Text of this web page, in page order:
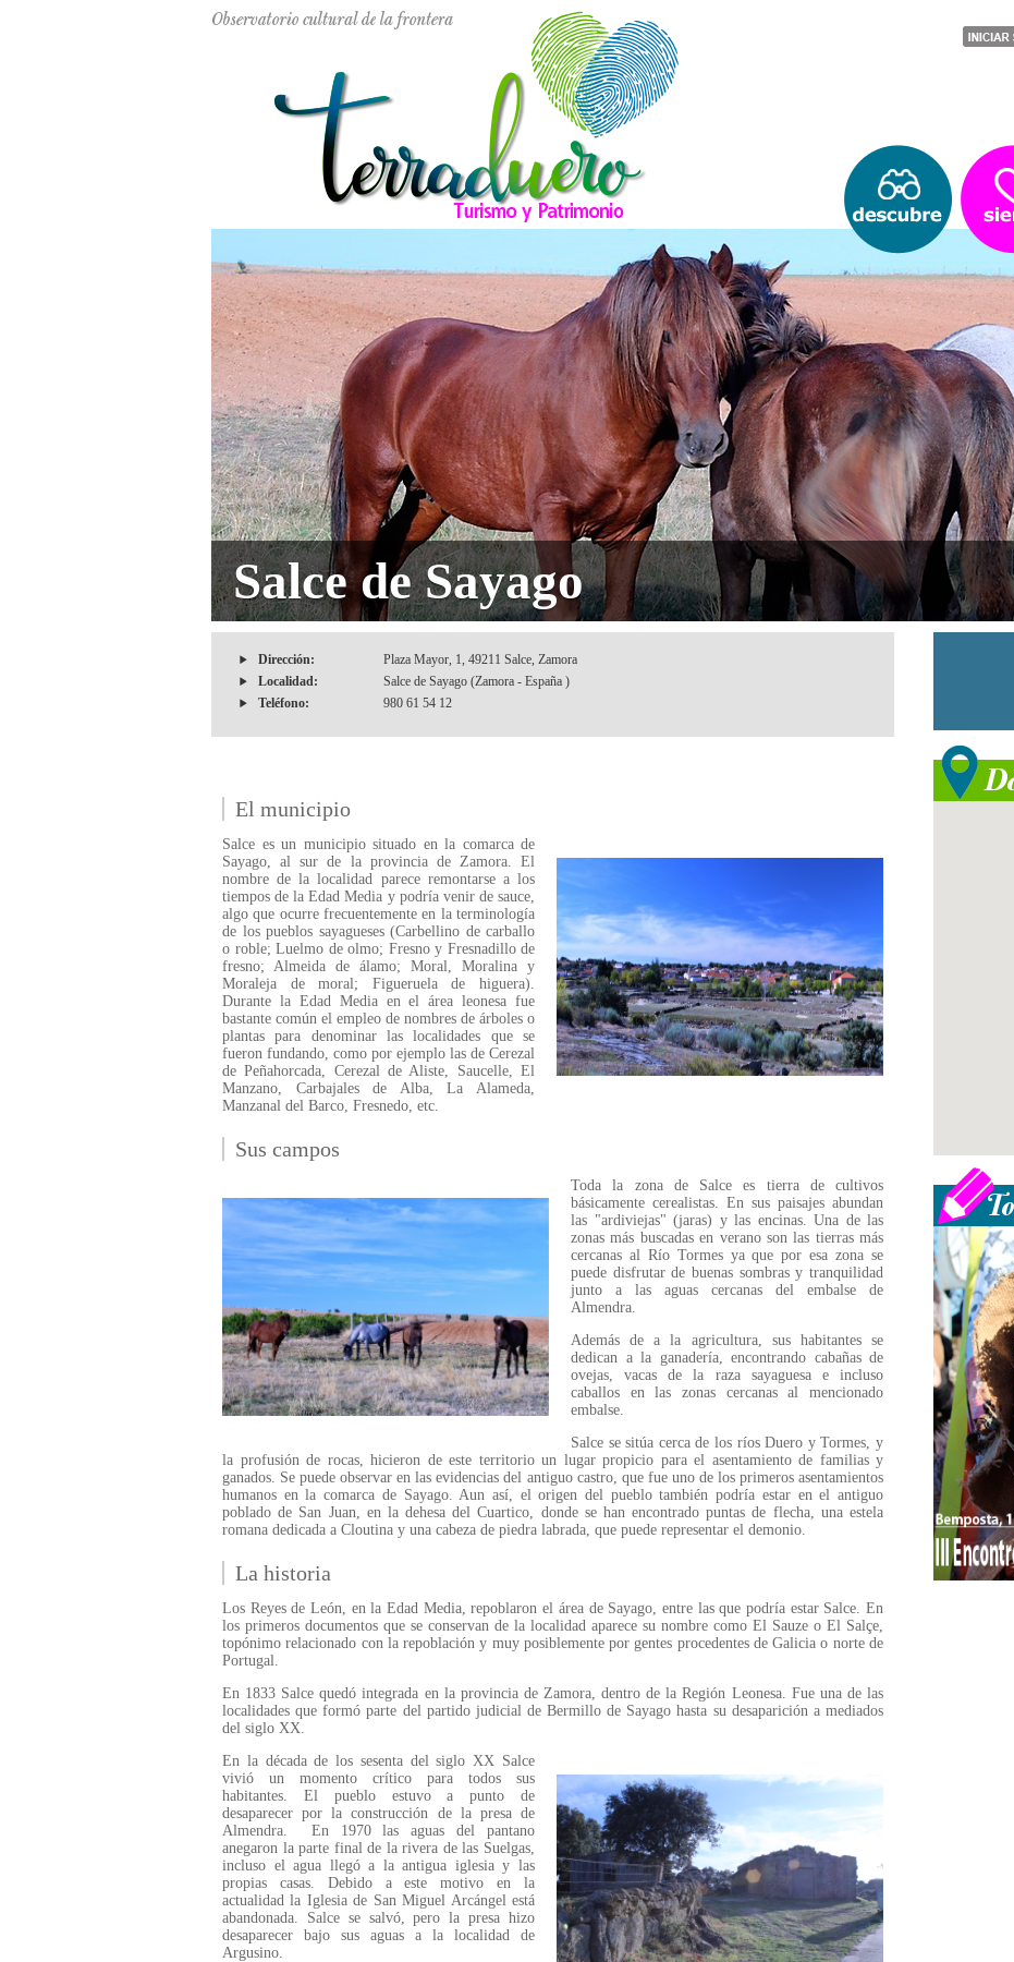
Salce de Sayago
Dirección:
Plaza Mayor, 1, 49211 Salce, Zamora
Localidad:
Salce de Sayago (Zamora - España )
Teléfono:
980 61 54 12
El municipio
Salce es un municipio situado en la comarca de
Sayago, al sur de la provincia de Zamora. El
nombre de la localidad parece remontarse a los
tiempos de la Edad Media y podría venir de sauce,
algo que ocurre frecuentemente en la terminología
de los pueblos sayagueses (Carbellino de carballo
o roble; Luelmo de olmo; Fresno y Fresnadillo de
fresno; Almeida de álamo; Moral, Moralina y
Moraleja de moral; Figueruela de higuera).
Durante la Edad Media en el área leonesa fue
bastante común el empleo de nombres de árboles o
plantas para denominar las localidades que se
fueron fundando, como por ejemplo las de Cerezal
de Peñahorcada, Cerezal de Aliste, Saucelle, El
Manzano, Carbajales de Alba, La Alameda,
Manzanal del Barco, Fresnedo, etc.
Sus campos
Toda la zona de Salce es tierra de cultivos
básicamente cerealistas. En sus paisajes abundan
las "ardiviejas" (jaras) y las encinas. Una de las
zonas más buscadas en verano son las tierras más
cercanas al Río Tormes ya que por esa zona se
puede disfrutar de buenas sombras y tranquilidad
junto a las aguas cercanas del embalse de
Almendra.
Además de a la agricultura, sus habitantes se
dedican a la ganadería, encontrando cabañas de
ovejas, vacas de la raza sayaguesa e incluso
caballos en las zonas cercanas al mencionado
embalse.
Salce se sitúa cerca de los ríos Duero y Tormes, y
la profusión de rocas, hicieron de este territorio un lugar propicio para el asentamiento de familias y
ganados. Se puede observar en las evidencias del antiguo castro, que fue uno de los primeros asentamientos
humanos en la comarca de Sayago. Aun así, el origen del pueblo también podría estar en el antiguo
poblado de San Juan, en la dehesa del Cuartico, donde se han encontrado puntas de flecha, una estela
romana dedicada a Cloutina y una cabeza de piedra labrada, que puede representar el demonio.
La historia
Los Reyes de León, en la Edad Media, repoblaron el área de Sayago, entre las que podría estar Salce. En
los primeros documentos que se conservan de la localidad aparece su nombre como El Sauze o El Salçe,
topónimo relacionado con la repoblación y muy posiblemente por gentes procedentes de Galicia o norte de
Portugal.
En 1833 Salce quedó integrada en la provincia de Zamora, dentro de la Región Leonesa. Fue una de las
localidades que formó parte del partido judicial de Bermillo de Sayago hasta su desaparición a mediados
del siglo XX.
En la década de los sesenta del siglo XX Salce
vivió un momento crítico para todos sus
habitantes. El pueblo estuvo a punto de
desaparecer por la construcción de la presa de
Almendra. En 1970 las aguas del pantano
anegaron la parte final de la rivera de las Suelgas,
incluso el agua llegó a la antigua iglesia y las
propias casas. Debido a este motivo en la
actualidad la Iglesia de San Miguel Arcángel está
abandonada. Salce se salvó, pero la presa hizo
desaparecer bajo sus aguas a la localidad de
Argusino.